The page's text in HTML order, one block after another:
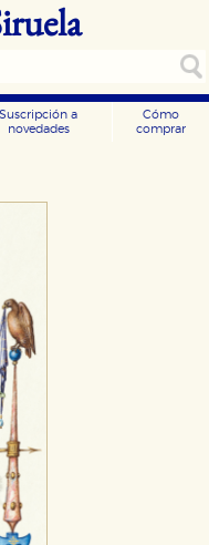
Suscripción a
novedades
Cómo
comprar